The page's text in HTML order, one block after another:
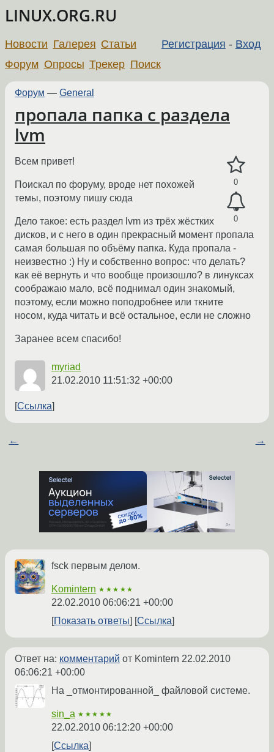
LINUX.ORG.RU
Регистрация - Вход
Новости Галерея Статьи
Форум Опросы Трекер Поиск
Форум — General
пропала папка с раздела
lvm
0
0
Всем привет!
Поискал по форуму, вроде нет похожей
темы, поэтому пишу сюда
Дело такое: есть раздел lvm из трёх жёстких
дисков, и с него в один прекрасный момент пропала
самая большая по объёму папка. Куда пропала -
неизвестно :) Ну и собственно вопрос: что делать?
как её вернуть и что вообще произошло? в линуксах
соображаю мало, всё поднимал один знакомый,
поэтому, если можно поподробнее или ткните
носом, куда читать и всё остальное, если не сложно
Заранее всем спасибо!
myriad
21.02.2010 11:51:32 +00:00
Ссылка
← →
fsck первым делом.
Komintern ★★★★★
22.02.2010 06:06:21 +00:00
Показать ответы
Ссылка
Ответ на: комментарий от Komintern 22.02.2010
06:06:21 +00:00
На _отмонтированной_ файловой системе.
sin_a ★★★★★
22.02.2010 06:12:20 +00:00
Ссылка